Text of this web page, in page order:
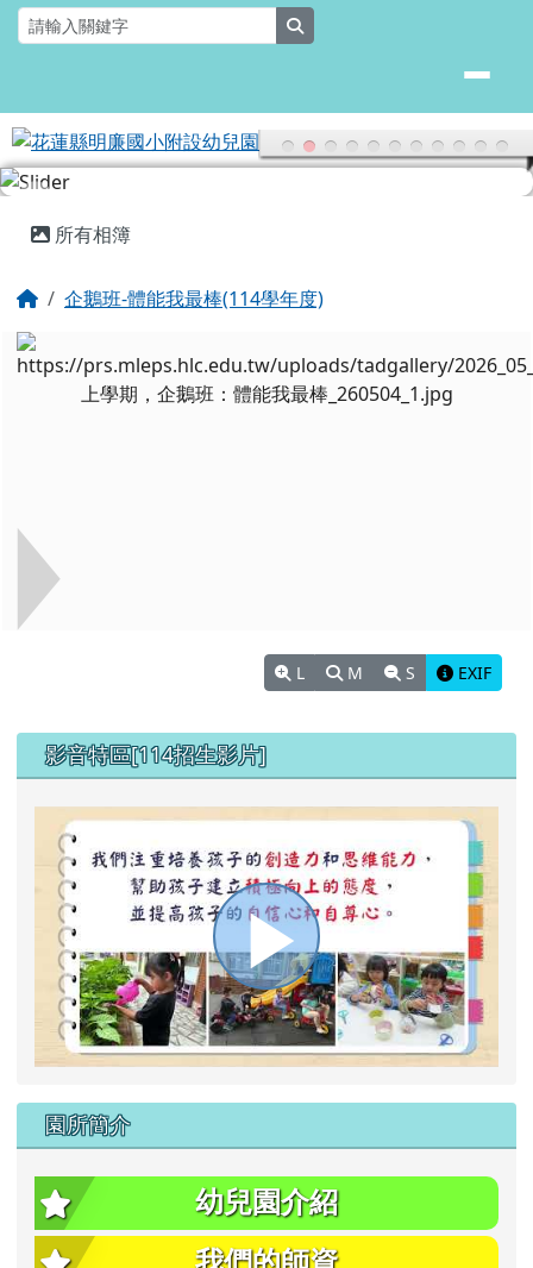
跳至主內容區
花蓮縣明廉國小附設幼兒園
所有相簿
回首頁企鵝班-體能我最棒(114學年度)
L M S EXIF
左邊區域內容
影音特區[114招生影片]
播
放
影
園所簡介
幼兒園介紹